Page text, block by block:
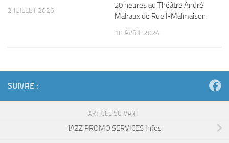
2 JUILLET 2026
20 heures au Théâtre André
Malraux de Rueil-Malmaison
18 AVRIL 2024
SUIVRE :
ARTICLE SUIVANT
JAZZ PROMO SERVICES Infos